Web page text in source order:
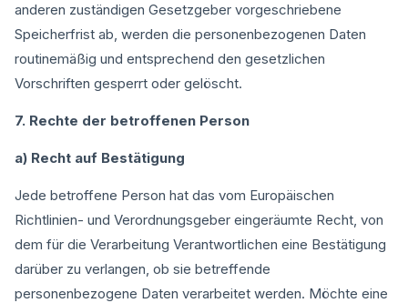
anderen zuständigen Gesetzgeber vorgeschriebene
Speicherfrist ab, werden die personenbezogenen Daten
routinemäßig und entsprechend den gesetzlichen
Vorschriften gesperrt oder gelöscht.
7. Rechte der betroffenen Person
a) Recht auf Bestätigung
Jede betroffene Person hat das vom Europäischen
Richtlinien- und Verordnungsgeber eingeräumte Recht, von
dem für die Verarbeitung Verantwortlichen eine Bestätigung
darüber zu verlangen, ob sie betreffende
personenbezogene Daten verarbeitet werden. Möchte eine